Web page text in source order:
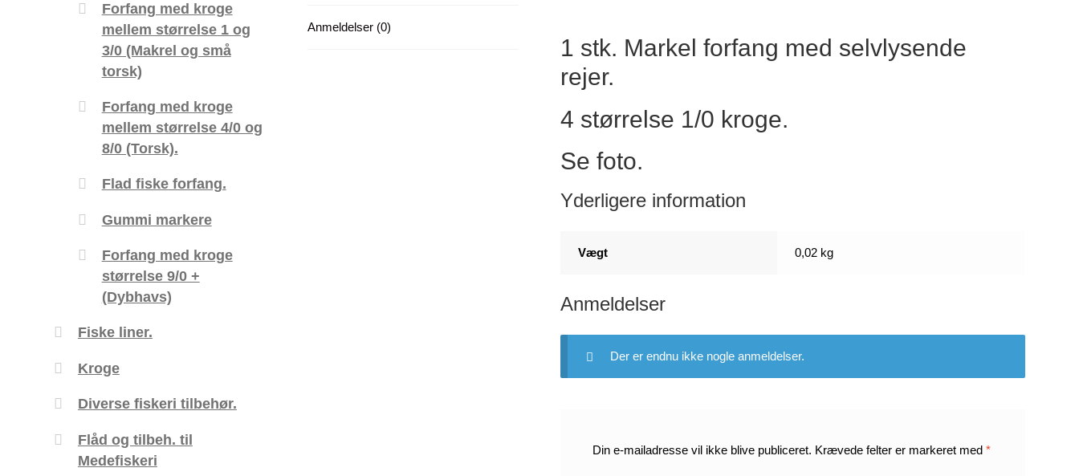
Anmeldelser (0)
1 stk. Markel forfang med selvlysende
rejer.
4 størrelse 1/0 kroge.
Se foto.
Yderligere information
Vægt 0,02 kg
Anmeldelser
Der er endnu ikke nogle anmeldelser.
Din e-mailadresse vil ikke blive publiceret. Krævede felter er markeret med *
Forfang med kroge
mellem størrelse 1 og
3/0 (Makrel og små
torsk)
Forfang med kroge
mellem størrelse 4/0 og
8/0 (Torsk).
Flad fiske forfang.
Gummi markere
Forfang med kroge
størrelse 9/0 +
(Dybhavs)
Fiske liner.
Kroge
Diverse fiskeri tilbehør.
Flåd og tilbeh. til
Medefiskeri